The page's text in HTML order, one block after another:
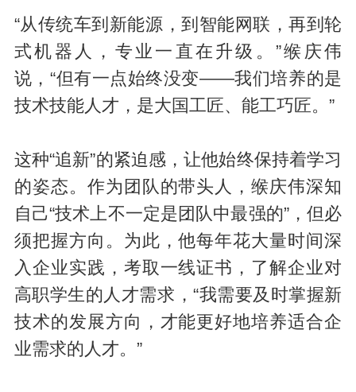
“从传统车到新能源，到智能网联，再到轮
式机器人，专业一直在升级。”缑庆伟
说，“但有一点始终没变——我们培养的是
技术技能人才，是大国工匠、能工巧匠。”
这种“追新”的紧迫感，让他始终保持着学习
的姿态。作为团队的带头人，缑庆伟深知
自己“技术上不一定是团队中最强的”，但必
须把握方向。为此，他每年花大量时间深
入企业实践，考取一线证书，了解企业对
高职学生的人才需求，“我需要及时掌握新
技术的发展方向，才能更好地培养适合企
业需求的人才。”